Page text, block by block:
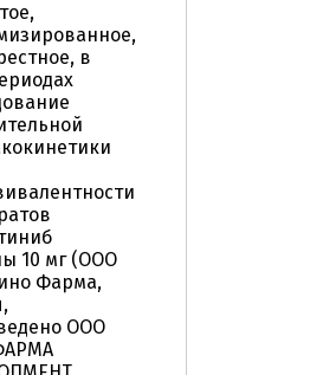
в
10 мг (ООО
Фарма,
ООО